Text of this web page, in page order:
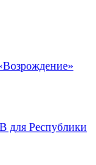
для Республики